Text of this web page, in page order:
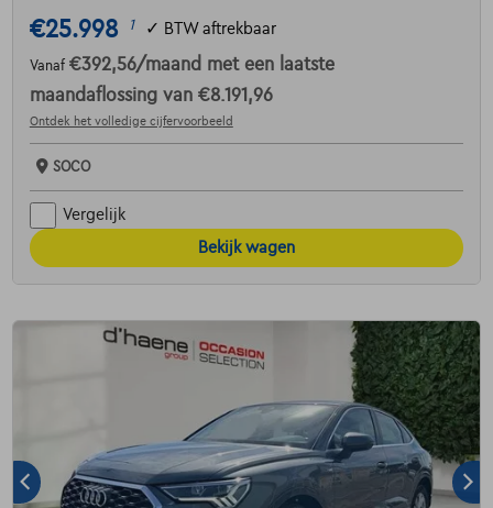
€25.998 1 ✓ BTW aftrekbaar
Vanaf €392,56/maand met een laatste
maandaflossing van €8.191,96
Ontdek het volledige cijfervoorbeeld
SOCO
Vergelijk
Bekijk wagen